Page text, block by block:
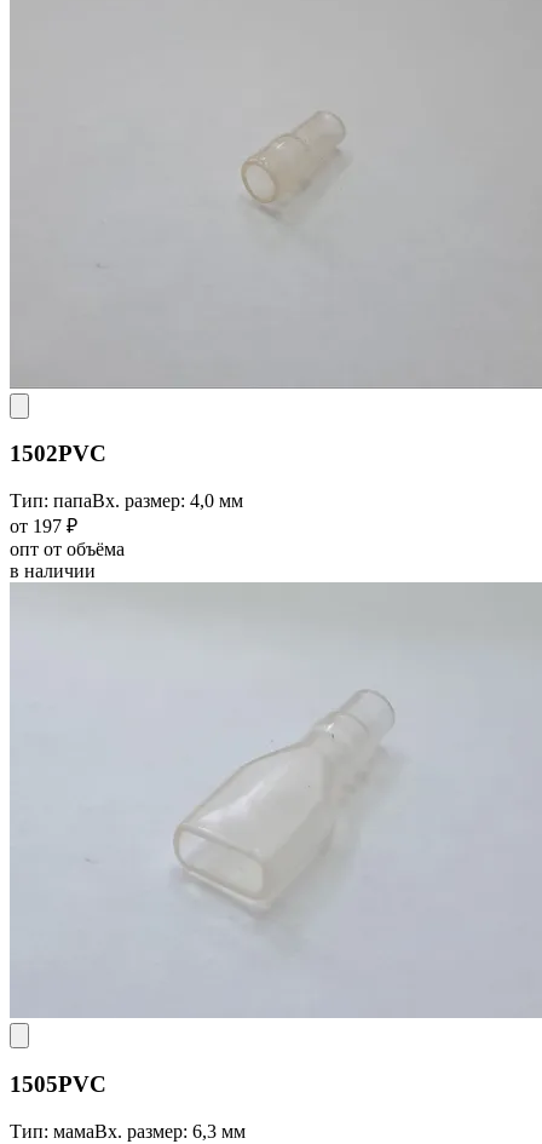
1502PVC
Тип: папаВх. размер: 4,0 мм
от 197 ₽
опт от объёма
в наличии
1505PVC
Тип: мамаВх. размер: 6,3 мм